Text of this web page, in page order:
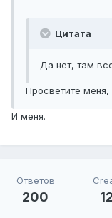
Цитата
Да нет, там
Просветите меня,
И меня.
Ответов
200